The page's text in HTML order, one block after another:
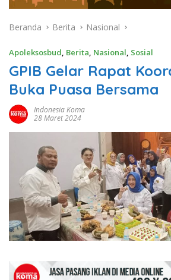
Beranda Berita Nasional
Apoleksosbud Berita Nasional Sosial
GPIB Gelar Rapat
Buka Puasa Bersama
Indonesia Koma
28 Maret 2024